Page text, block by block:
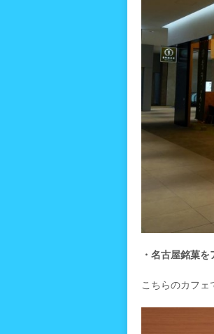
・名古屋銘菓
こちらのカフェ